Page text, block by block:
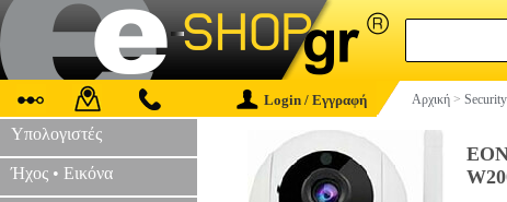
Login / Εγγραφή Αρχική > Security
Υπολογιστές
Ήχος • Εικόνα